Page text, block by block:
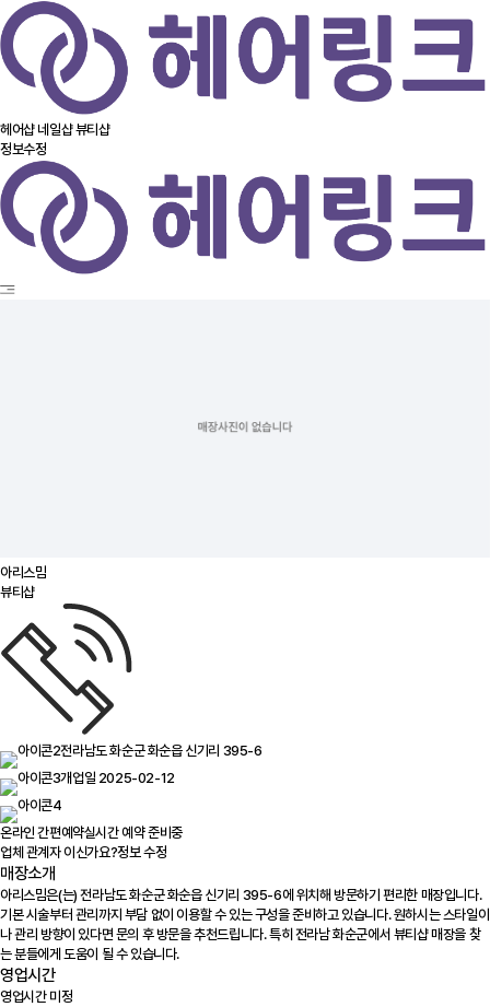
헤어샵 네일샵뷰티샵
정보수정
아리스밈
뷰티샵
전라남도 화순군 화순읍 신기리 395-6
개업일 2025-02-12
온라인 간편예약실시간 예약 준비중
업체 관계자 이신가요?정보 수정
매장소개
아리스밈은(는) 전라남도 화순군 화순읍 신기리 395-6에 위치해 방문하기 편리한 매장입니다.
기본 시술부터 관리까지 부담 없이 이용할 수 있는 구성을 준비하고 있습니다. 원하시는 스타일이
나 관리 방향이 있다면 문의 후 방문을 추천드립니다. 특히 전라남 화순군에서 뷰티샵 매장을 찾
는 분들에게 도움이 될 수 있습니다.
영업시간
영업시간 미정